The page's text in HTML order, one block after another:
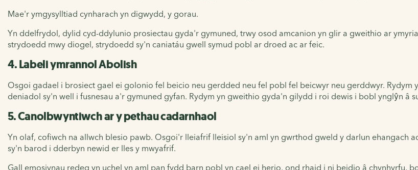
Mae'r ymgysylltiad cynharach yn digwydd, y gorau.
Yn ddelfrydol, dylid cyd-ddylunio prosiectau gyda'r gymuned, trwy osod amcanion yn glir a gweithio ar
strydoedd mwy diogel, strydoedd sy'n caniatáu gwell symud pobl ar droed ac ar feic.
4. Labeli ymrannol Abolish
Osgoi gadael i brosiect gael ei golonio fel beicio neu gerdded neu fel pobl fel beicwyr neu gerddwyr.
deniadol sy'n well i fusnesau a'r gymuned gyfan. Rydym yn gweithio gyda'n gilydd i roi dewis i bobl ynglŷn â
5. Canolbwyntiwch ar y pethau cadarnhaol
Yn olaf, cofiwch na allwch blesio pawb. Osgoi'r lleiafrif lleisiol sy'n aml yn gwrthod gweld y darlun ehangach
sy'n barod i dderbyn newid er lles y mwyafrif.
Gall emosiynau redeg yn uchel yn aml pan fydd barn pobl yn cael ei herio, ond rhaid i ni beidio â chynhyrfu,